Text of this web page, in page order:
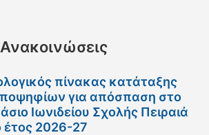
πίνακας κατάταξης
για απόσπαση στο
Ιωνιδείου Σχολής Πειραιά
έτος 2026-27